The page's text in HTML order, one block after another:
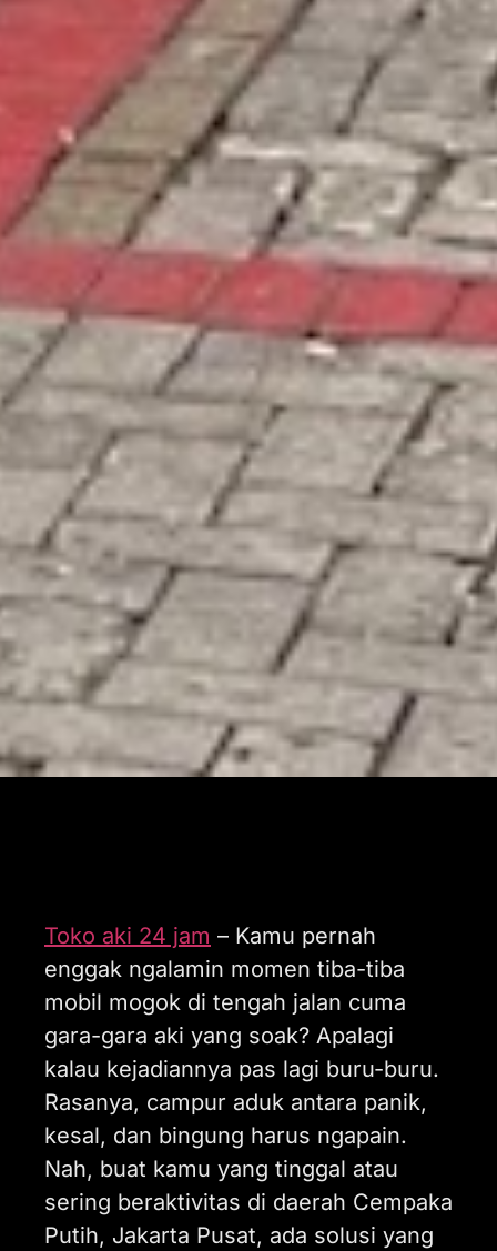
Toko aki 24 jam – Kamu pernah
enggak ngalamin momen tiba-tiba
mobil mogok di tengah jalan cuma
gara-gara aki yang soak? Apalagi
kalau kejadiannya pas lagi buru-buru.
Rasanya, campur aduk antara panik,
kesal, dan bingung harus ngapain.
Nah, buat kamu yang tinggal atau
sering beraktivitas di daerah Cempaka
Putih, Jakarta Pusat, ada solusi yang